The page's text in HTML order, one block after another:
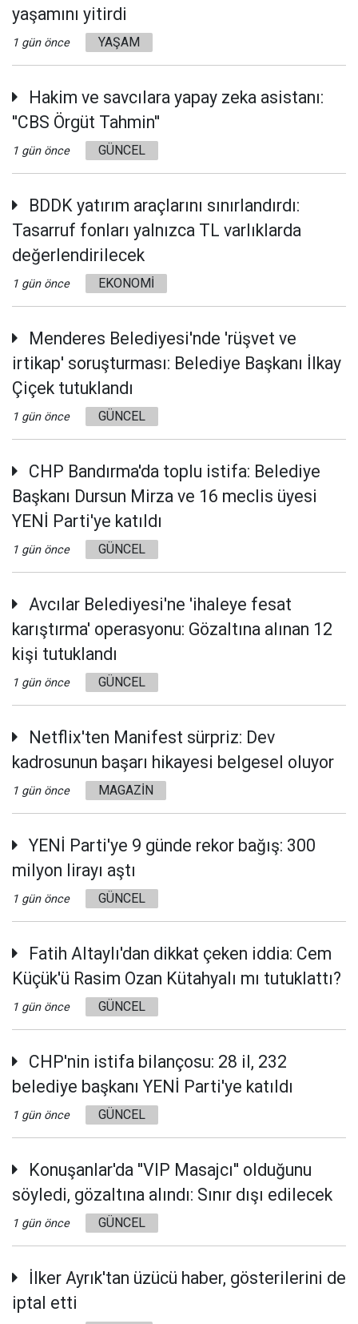
yaşamını yitirdi
1 gün önce YAŞAM
Hakim ve savcılara yapay zeka asistanı:
''CBS Örgüt Tahmin''
1 gün önce GÜNCEL
BDDK yatırım araçlarını sınırlandırdı:
Tasarruf fonları yalnızca TL varlıklarda
değerlendirilecek
1 gün önce EKONOMİ
Menderes Belediyesi'nde 'rüşvet ve
irtikap' soruşturması: Belediye Başkanı İlkay
Çiçek tutuklandı
1 gün önce GÜNCEL
CHP Bandırma'da toplu istifa: Belediye
Başkanı Dursun Mirza ve 16 meclis üyesi
YENİ Parti'ye katıldı
1 gün önce GÜNCEL
Avcılar Belediyesi'ne 'ihaleye fesat
karıştırma' operasyonu: Gözaltına alınan 12
kişi tutuklandı
1 gün önce GÜNCEL
Netflix'ten Manifest sürpriz: Dev
kadrosunun başarı hikayesi belgesel oluyor
1 gün önce MAGAZİN
YENİ Parti'ye 9 günde rekor bağış: 300
milyon lirayı aştı
1 gün önce GÜNCEL
Fatih Altaylı'dan dikkat çeken iddia: Cem
Küçük'ü Rasim Ozan Kütahyalı mı tutuklattı?
1 gün önce GÜNCEL
CHP'nin istifa bilançosu: 28 il, 232
belediye başkanı YENİ Parti'ye katıldı
1 gün önce GÜNCEL
Konuşanlar'da ''VIP Masajcı'' olduğunu
söyledi, gözaltına alındı: Sınır dışı edilecek
1 gün önce GÜNCEL
İlker Ayrık'tan üzücü haber, gösterilerini de
iptal etti